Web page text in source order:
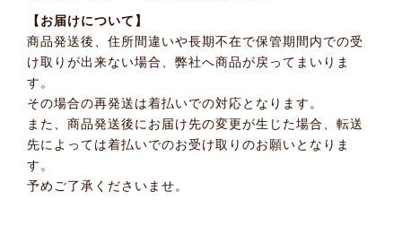
【お届けについて】
商品発送後、住所間違いや長期不在で保管期間内での受
け取りが出来ない場合、弊社へ商品が戻ってまいりま
す。
その場合の再発送は着払いでの対応となります。
また、商品発送後にお届け先の変更が生じた場合、転送
先によっては着払いでのお受け取りのお願いとなりま
す。
予めご了承くださいませ。